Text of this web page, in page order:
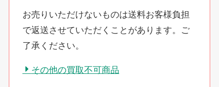
お売りいただけないものは送料お客様負担
で返送させていただくことがあります。ご
了承ください。
その他の買取不可商品